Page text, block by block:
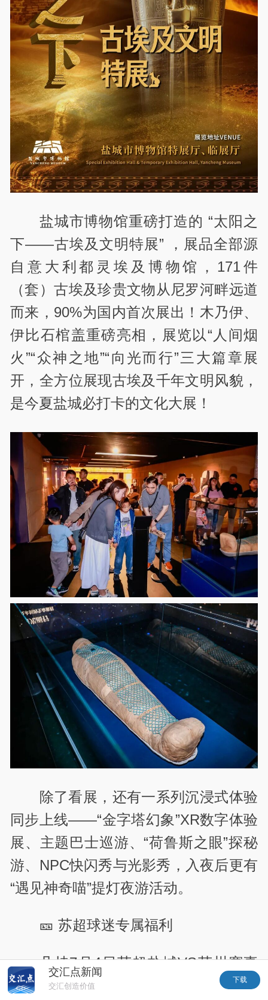
盐城市博物馆重磅打造的 “太阳之
下——古埃及文明特展” ，展品全部源
自意大利都灵埃及博物馆，171件
（套）古埃及珍贵文物从尼罗河畔远道
而来，90%为国内首次展出！木乃伊、
伊比石棺盖重磅亮相，展览以“人间烟
火”“众神之地”“向光而行”三大篇章展
开，全方位展现古埃及千年文明风貌，
是今夏盐城必打卡的文化大展！
除了看展，还有一系列沉浸式体验
同步上线——“金字塔幻象”XR数字体验
展、主题巴士巡游、“荷鲁斯之眼”探秘
游、NPC快闪秀与光影秀，入夜后更有
“遇见神奇喵”提灯夜游活动。
🎫 苏超球迷专属福利
凡持7月4日苏超盐城VS苏州赛事
票根的球迷朋友，前往盐城市博物馆，
交汇点新闻
交汇创造价值
下载